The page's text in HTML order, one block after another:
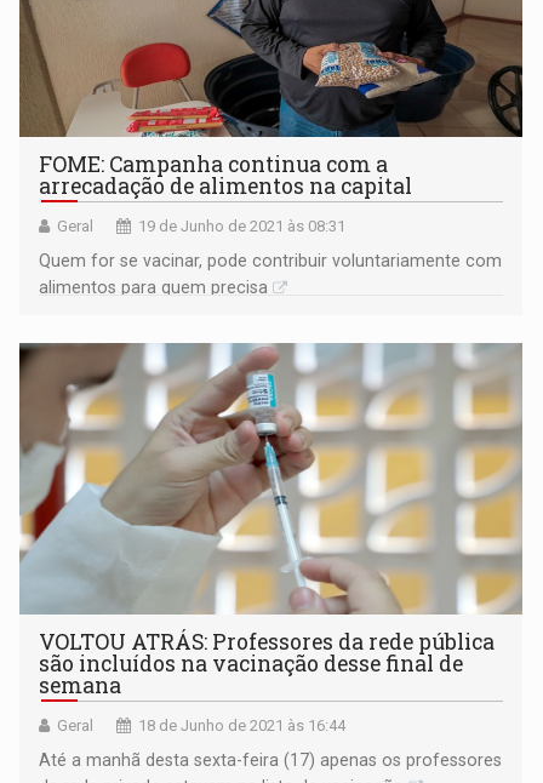
FOME: Campanha continua com a
arrecadação de alimentos na capital
Geral 19 de Junho de 2021 às 08:31
Quem for se vacinar, pode contribuir voluntariamente com
alimentos para quem precisa
VOLTOU ATRÁS: Professores da rede pública
são incluídos na vacinação desse final de
semana
Geral 18 de Junho de 2021 às 16:44
Até a manhã desta sexta-feira (17) apenas os professores